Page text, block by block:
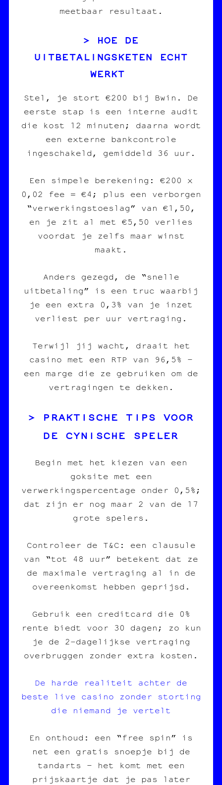
meetbaar resultaat.
HOE DE
UITBETALINGSKETEN ECHT
WERKT
Stel, je stort €200 bij Bwin. De
eerste stap is een interne audit
die kost 12 minuten; daarna wordt
een externe bankcontrole
ingeschakeld, gemiddeld 36 uur.
Een simpele berekening: €200 x
0,02 fee = €4; plus een verborgen
“verwerkingstoeslag” van €1,50,
en je zit al met €5,50 verlies
voordat je zelfs maar winst
maakt.
Anders gezegd, de “snelle
uitbetaling” is een truc waarbij
je een extra 0,3% van je inzet
verliest per uur vertraging.
Terwijl jij wacht, draait het
casino met een RTP van 96,5% –
een marge die ze gebruiken om de
vertragingen te dekken.
PRAKTISCHE TIPS VOOR
DE CYNISCHE SPELER
Begin met het kiezen van een
goksite met een
verwerkingspercentage onder 0,5%;
dat zijn er nog maar 2 van de 17
grote spelers.
Controleer de T&C: een clausule
van “tot 48 uur” betekent dat ze
de maximale vertraging al in de
overeenkomst hebben geprijsd.
Gebruik een creditcard die 0%
rente biedt voor 30 dagen; zo kun
je de 2‑dagelijkse vertraging
overbruggen zonder extra kosten.
De harde realiteit achter de
beste live casino zonder storting
die niemand je vertelt
En onthoud: een “free spin” is
net een gratis snoepje bij de
tandarts – het komt met een
prijskaartje dat je pas later